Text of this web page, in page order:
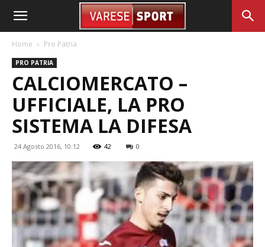
Home Pro Patria
PRO PATRIA
CALCIOMERCATO –
UFFICIALE, LA PRO
SISTEMA LA DIFESA
24 Agosto 2016, 10:12 42 0